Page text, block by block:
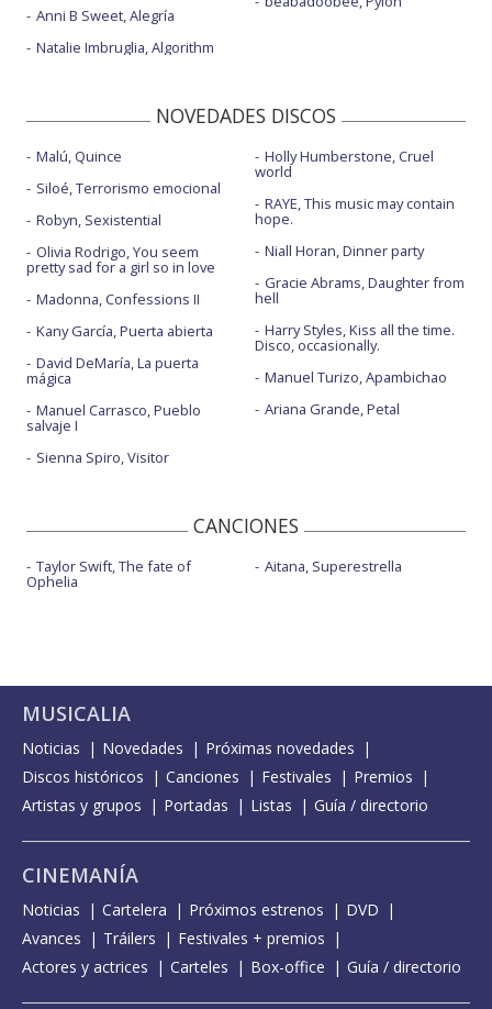
Anni B Sweet, Alegría
Natalie Imbruglia, Algorithm
NOVEDADES DISCOS
Malú, Quince
Siloé, Terrorismo emocional
Robyn, Sexistential
Olivia Rodrigo, You seem
pretty sad for a girl so in love
Madonna, Confessions II
Kany García, Puerta abierta
David DeMaría, La puerta
mágica
Manuel Carrasco, Pueblo
salvaje I
Sienna Spiro, Visitor
Holly Humberstone, Cruel
world
RAYE, This music may contain
hope.
Niall Horan, Dinner party
Gracie Abrams, Daughter from
hell
Harry Styles, Kiss all the time.
Disco, occasionally.
Manuel Turizo, Apambichao
Ariana Grande, Petal
CANCIONES
Taylor Swift, The fate of
Ophelia
Aitana, Superestrella
MUSICALIA
Noticias Novedades
Próximas novedades
Discos históricos
Canciones Festivales
Premios
Artistas y grupos
Portadas Listas Guía / directorio
CINEMANÍA
Noticias Cartelera Próximos estrenos
DVD
Avances
Tráilers
Festivales + premios
Actores y actrices
Carteles Box-office Guía / directorio